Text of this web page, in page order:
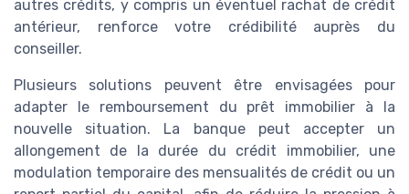
autres crédits, y compris un éventuel rachat de crédit
antérieur, renforce votre crédibilité auprès du
conseiller.
Plusieurs solutions peuvent être envisagées pour
adapter le remboursement du prêt immobilier à la
nouvelle situation. La banque peut accepter un
allongement de la durée du crédit immobilier, une
modulation temporaire des mensualités de crédit ou un